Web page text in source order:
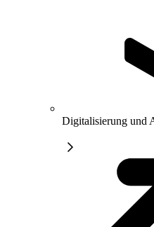
Digitalisierung und